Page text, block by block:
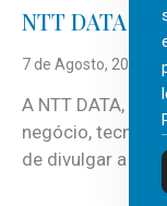
NTT DATA
7 de Agosto, 2026
A NTT DATA,
negócio,
de divulgar a